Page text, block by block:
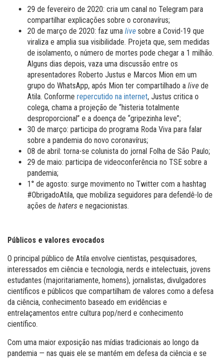
29 de fevereiro de 2020: cria um canal no Telegram para
compartilhar explicações sobre o coronavírus;
20 de março de 2020: faz uma live sobre a Covid-19 que
viraliza e amplia sua visibilidade. Projeta que, sem medidas
de isolamento, o número de mortes pode chegar a 1 milhão.
Alguns dias depois, vaza uma discussão entre os
apresentadores Roberto Justus e Marcos Mion em um
grupo do WhatsApp, após Mion ter compartilhado a live de
Atila. Conforme repercutido na internet, Justus critica o
colega, chama a projeção de “histeria totalmente
desproporcional” e a doença de “gripezinha leve”;
30 de março: participa do programa Roda Viva para falar
sobre a pandemia do novo coronavírus;
08 de abril: torna-se colunista do jornal Folha de São Paulo;
29 de maio: participa de videoconferência no TSE sobre a
pandemia;
1° de agosto: surge movimento no Twitter com a hashtag
#ObrigadoAtila, que mobiliza seguidores para defendê-lo de
ações de haters e negacionistas.
Públicos e valores evocados
O principal público de Atila envolve cientistas, pesquisadores,
interessados em ciência e tecnologia, nerds e intelectuais, jovens
estudantes (majoritariamente, homens), jornalistas, divulgadores
científicos e públicos que compartilham de valores como a defesa
da ciência, conhecimento baseado em evidências e
entrelaçamentos entre cultura pop/nerd e conhecimento
científico.
Com uma maior exposição nas mídias tradicionais ao longo da
pandemia — nas quais ele se mantém em defesa da ciência e se